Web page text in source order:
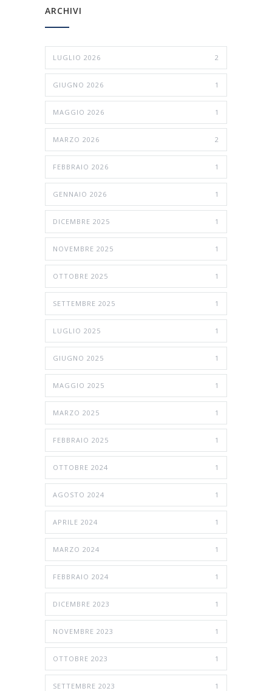
ARCHIVI
LUGLIO 2026 2
GIUGNO 2026 1
MAGGIO 2026 1
MARZO 2026 2
FEBBRAIO 2026 1
GENNAIO 2026 1
DICEMBRE 2025 1
NOVEMBRE 2025 1
OTTOBRE 2025 1
SETTEMBRE 2025 1
LUGLIO 2025 1
GIUGNO 2025 1
MAGGIO 2025 1
MARZO 2025 1
FEBBRAIO 2025 1
OTTOBRE 2024 1
AGOSTO 2024 1
APRILE 2024 1
MARZO 2024 1
FEBBRAIO 2024 1
DICEMBRE 2023 1
NOVEMBRE 2023 1
OTTOBRE 2023 1
SETTEMBRE 2023 1